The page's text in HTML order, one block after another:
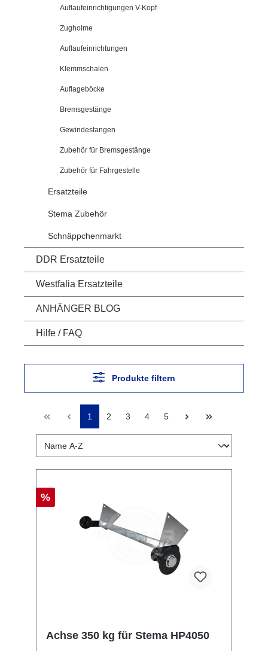
Auflaufeinrichtigungen V-Kopf
Zugholme
Auflaufeinrichtungen
Klemmschalen
Auflageböcke
Bremsgestänge
Gewindestangen
Zubehör für Bremsgestänge
Zubehör für Fahrgestelle
Ersatzteile
Stema Zubehör
Schnäppchenmarkt
DDR Ersatzteile
Westfalia Ersatzteile
ANHÄNGER BLOG
Hilfe / FAQ
Produkte filtern
1 2 3 4 5
%
Achse 350 kg für Stema HP4050